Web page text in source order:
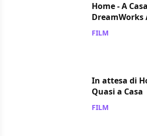
Home - A
FILM
In attesa di
Quasi a Casa
FILM